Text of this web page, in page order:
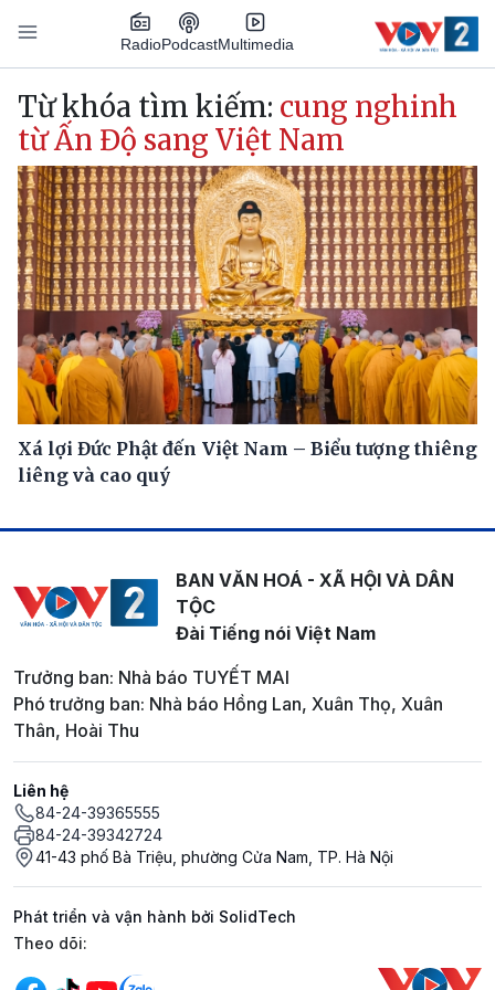
Nhảy đến nội dung
RadioPodcastMultimedia
Main navigation
Từ khóa tìm kiếm: cung nghinh
từ Ấn Độ sang Việt Nam
Xá lợi Đức Phật đến Việt Nam – Biểu tượng thiêng
liêng và cao quý
BAN VĂN HOÁ - XÃ HỘI VÀ DÂN
TỘC
Đài Tiếng nói Việt Nam
Trưởng ban: Nhà báo TUYẾT MAI
Phó trưởng ban: Nhà báo Hồng Lan, Xuân Thọ, Xuân
Thân, Hoài Thu
Liên hệ
84-24-39365555
84-24-39342724
41-43 phố Bà Triệu, phường Cửa Nam, TP. Hà Nội
Phát triển và vận hành bởi SolidTech
Mạng xã hội
Theo dõi: